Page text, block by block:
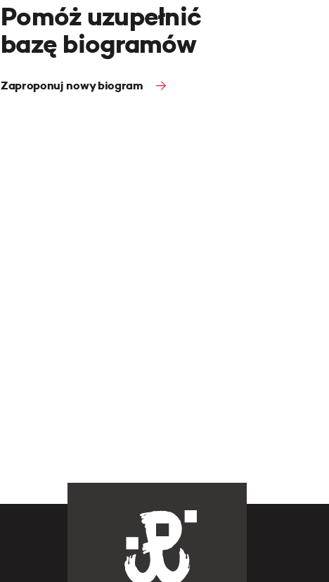
Pomóż uzupełnić
bazę biogramów
Zaproponuj nowy biogram